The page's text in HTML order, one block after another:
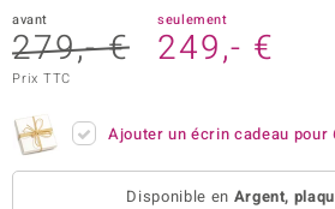
Collection
avant
279,- €
seulement
249,- €
Prix TTC
Ajouter un écrin cadeau pour
Disponible en Argent,